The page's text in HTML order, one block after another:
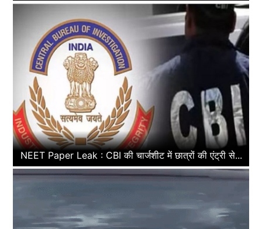
NEET Paper Leak : CBI की चार्जशीट में छात्रों की एंट्री से...